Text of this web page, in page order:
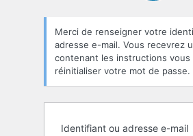
oublié
Merci de renseigner votre
adresse e-mail. Vous recevrez
contenant les instructions
réinitialiser votre mot de passe.
Identifiant ou adresse e-mail